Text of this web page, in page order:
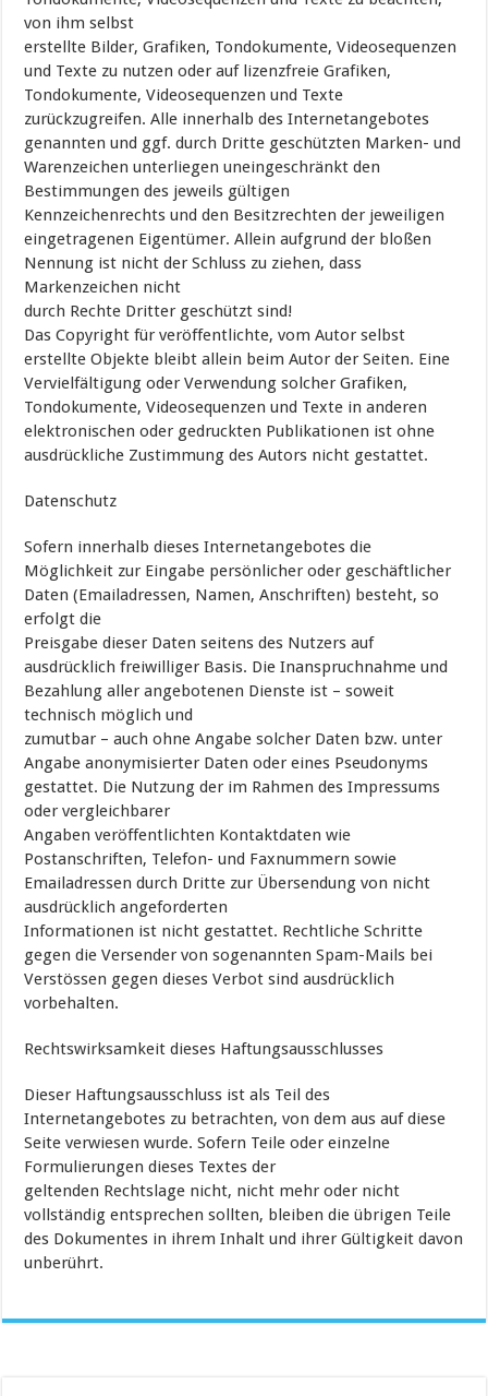
von ihm selbst
erstellte Bilder, Grafiken, Tondokumente, Videosequenzen
und Texte zu nutzen oder auf lizenzfreie Grafiken,
Tondokumente, Videosequenzen und Texte
zurückzugreifen. Alle innerhalb des Internetangebotes
genannten und ggf. durch Dritte geschützten Marken- und
Warenzeichen unterliegen uneingeschränkt den
Bestimmungen des jeweils gültigen
Kennzeichenrechts und den Besitzrechten der jeweiligen
eingetragenen Eigentümer. Allein aufgrund der bloßen
Nennung ist nicht der Schluss zu ziehen, dass
Markenzeichen nicht
durch Rechte Dritter geschützt sind!
Das Copyright für veröffentlichte, vom Autor selbst
erstellte Objekte bleibt allein beim Autor der Seiten. Eine
Vervielfältigung oder Verwendung solcher Grafiken,
Tondokumente, Videosequenzen und Texte in anderen
elektronischen oder gedruckten Publikationen ist ohne
ausdrückliche Zustimmung des Autors nicht gestattet.
Datenschutz
Sofern innerhalb dieses Internetangebotes die
Möglichkeit zur Eingabe persönlicher oder geschäftlicher
Daten (Emailadressen, Namen, Anschriften) besteht, so
erfolgt die
Preisgabe dieser Daten seitens des Nutzers auf
ausdrücklich freiwilliger Basis. Die Inanspruchnahme und
Bezahlung aller angebotenen Dienste ist – soweit
technisch möglich und
zumutbar – auch ohne Angabe solcher Daten bzw. unter
Angabe anonymisierter Daten oder eines Pseudonyms
gestattet. Die Nutzung der im Rahmen des Impressums
oder vergleichbarer
Angaben veröffentlichten Kontaktdaten wie
Postanschriften, Telefon- und Faxnummern sowie
Emailadressen durch Dritte zur Übersendung von nicht
ausdrücklich angeforderten
Informationen ist nicht gestattet. Rechtliche Schritte
gegen die Versender von sogenannten Spam-Mails bei
Verstössen gegen dieses Verbot sind ausdrücklich
vorbehalten.
Rechtswirksamkeit dieses Haftungsausschlusses
Dieser Haftungsausschluss ist als Teil des
Internetangebotes zu betrachten, von dem aus auf diese
Seite verwiesen wurde. Sofern Teile oder einzelne
Formulierungen dieses Textes der
geltenden Rechtslage nicht, nicht mehr oder nicht
vollständig entsprechen sollten, bleiben die übrigen Teile
des Dokumentes in ihrem Inhalt und ihrer Gültigkeit davon
unberührt.